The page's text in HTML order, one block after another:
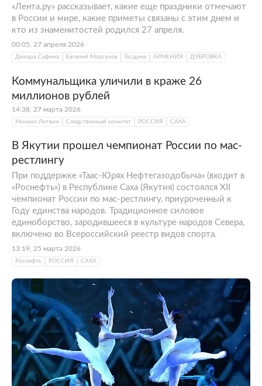
«Лента.ру» рассказывает, какие еще праздники отмечают
в России и мире, какие приметы связаны с этим днем и
кто из знаменитостей родился 27 апреля.
00:05, 27 апреля 2026
Динара Сафина Евгений Моргунов Госдума АРМЕНИЯ ДУБРОВКА
Коммунальщика уличили в краже 26
миллионов рублей
14:38, 27 марта 2026
Михаил Литвин Следственный комитет РОССИЯ САХА
В Якутии прошел чемпионат России по мас-
рестлингу
При поддержке «Таас-Юрях Нефтегазодобыча» (входит в
«Роснефть») в Республике Саха (Якутия) состоялся XII
чемпионат России по мас-рестлингу, приуроченный к
Году единства народов. Традиционное силовое
единоборство, зародившееся в культуре народов Севера,
включено во Всероссийский реестр видов спорта.
13:19, 25 марта 2026
Роснефть РОССИЯ САХА